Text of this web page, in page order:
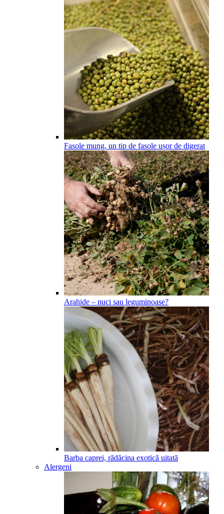
Fasole mung, un tip de fasole ușor de digerat
Arahide – nuci sau leguminoase?
Barba caprei, rădăcina exotică uitată
Alergeni